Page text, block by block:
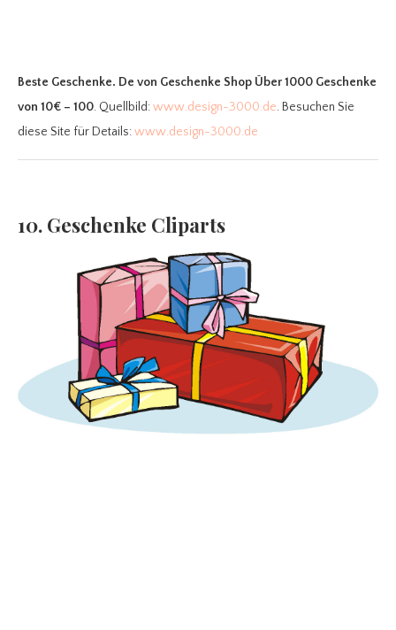
Beste Geschenke. De von Geschenke Shop Über 1000 Geschenke
von 10€ – 100. Quellbild:www.design-3000.de. Besuchen Sie
diese Site für Details:www.design-3000.de
10. Geschenke Cliparts